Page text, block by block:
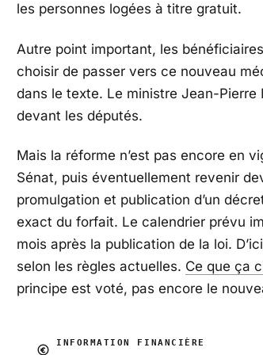
les personnes logées à titre gratuit.
Autre point important, les
choisir de passer vers ce nouveau
dans le texte. Le ministre Jean-Pierre
devant les députés.
Mais la réforme n’est pas encore en
Sénat, puis éventuellement revenir
promulgation et publication d’un
exact du forfait. Le calendrier prévu
mois après la publication de la loi.
selon les règles actuelles. Ce que ça
principe est voté, pas encore le
INFORMATION FINANCIÈRE